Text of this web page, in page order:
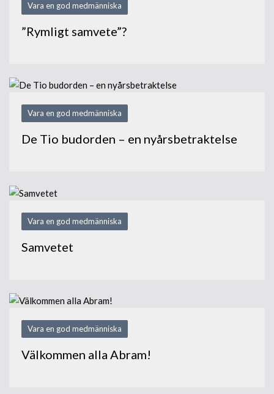
Vara en god medmänniska
”Rymligt samvete”?
Vara en god medmänniska
De Tio budorden – en nyårsbetraktelse
Vara en god medmänniska
Samvetet
Vara en god medmänniska
Välkommen alla Abram!